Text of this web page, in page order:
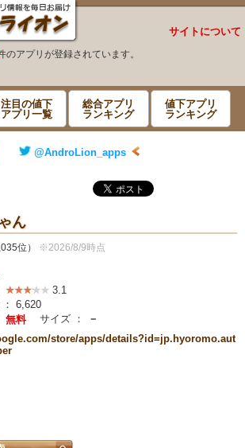
サイトについて
のアプリが登録されています。
注目の値下
アプリ一覧
総合アプリ
ランキング
値下アプリ
ランキング
@AndroLion_apps
ん
位） ※2026/8/9時点
3.1
6,620
無料 サイズ ：
－
store/apps/details?id=jp.hyoromo.aut